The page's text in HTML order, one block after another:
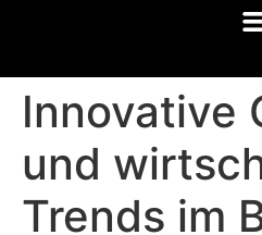
Innovative
und
Trends im